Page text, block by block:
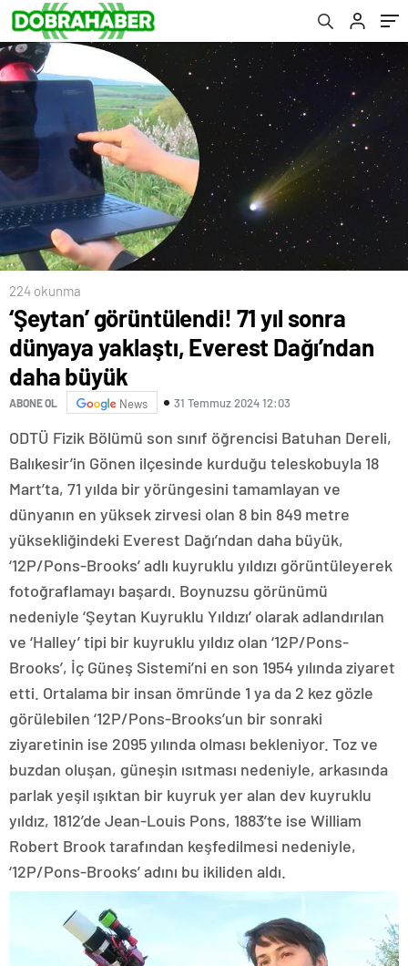
224 okunma
‘Şeytan’ görüntülendi! 71 yıl sonra
dünyaya yaklaştı, Everest Dağı’ndan
daha büyük
ABONE OL News 31 Temmuz 2024 12:03
ODTÜ Fizik Bölümü son sınıf öğrencisi Batuhan Dereli,
Balıkesir’in Gönen ilçesinde kurduğu teleskobuyla 18
Mart’ta, 71 yılda bir yörüngesini tamamlayan ve
dünyanın en yüksek zirvesi olan 8 bin 849 metre
yüksekliğindeki Everest Dağı’ndan daha büyük,
‘12P/Pons-Brooks’ adlı kuyruklu yıldızı görüntüleyerek
fotoğraflamayı başardı. Boynuzsu görünümü
nedeniyle ‘Şeytan Kuyruklu Yıldızı’ olarak adlandırılan
ve ‘Halley’ tipi bir kuyruklu yıldız olan ‘12P/Pons-
Brooks’, İç Güneş Sistemi’ni en son 1954 yılında ziyaret
etti. Ortalama bir insan ömründe 1 ya da 2 kez gözle
görülebilen ‘12P/Pons-Brooks’un bir sonraki
ziyaretinin ise 2095 yılında olması bekleniyor. Toz ve
buzdan oluşan, güneşin ısıtması nedeniyle, arkasında
parlak yeşil ışıktan bir kuyruk yer alan dev kuyruklu
yıldız, 1812’de Jean-Louis Pons, 1883’te ise William
Robert Brook tarafından keşfedilmesi nedeniyle,
‘12P/Pons-Brooks’ adını bu ikiliden aldı.